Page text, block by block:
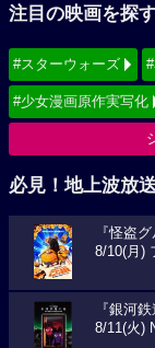
注目の映画を探
#スターウォーズ
#少女漫画原作実写化
必見！地上波放
『怪盗
8/10(月)
『銀河
8/11(火)